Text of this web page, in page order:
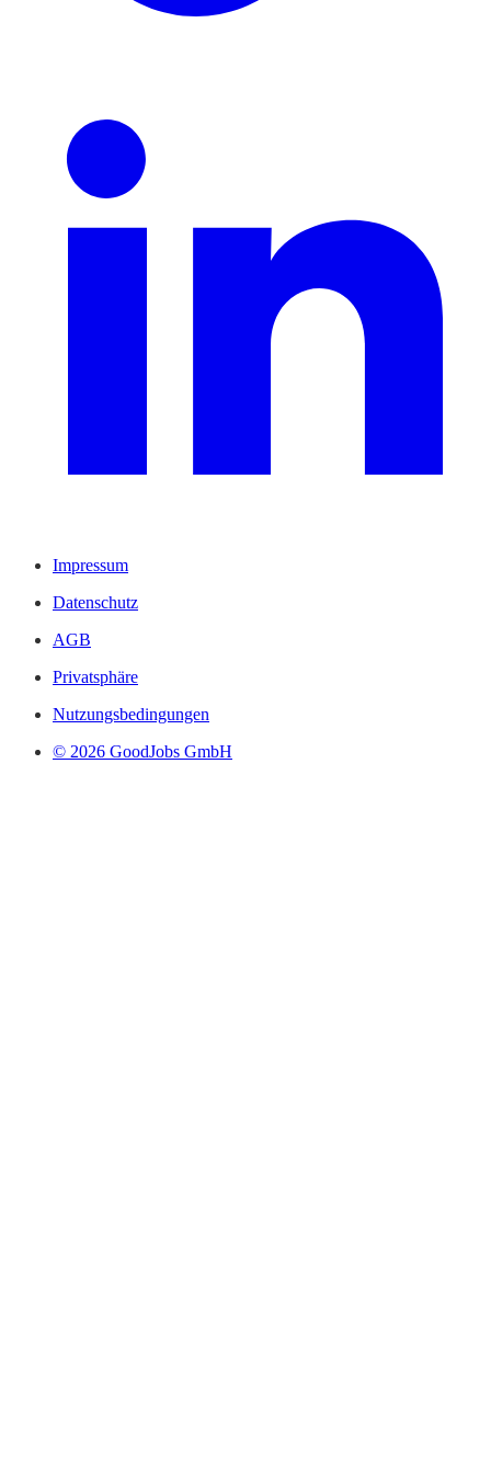
Impressum
Datenschutz
AGB
Privatsphäre
Nutzungsbedingungen
© 2026 GoodJobs GmbH